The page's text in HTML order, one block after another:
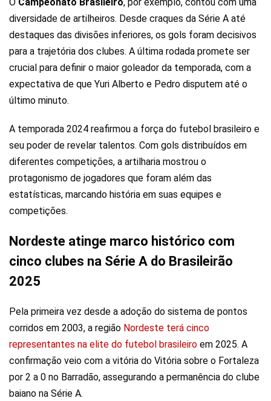
diversidade de artilheiros. Desde craques da Série A até
destaques das divisões inferiores, os gols foram decisivos
para a trajetória dos clubes. A última rodada promete ser
crucial para definir o maior goleador da temporada, com a
expectativa de que Yuri Alberto e Pedro disputem até o
último minuto.
A temporada 2024 reafirmou a força do futebol brasileiro e
seu poder de revelar talentos. Com gols distribuídos em
diferentes competições, a artilharia mostrou o
protagonismo de jogadores que foram além das
estatísticas, marcando história em suas equipes e
competições.
Nordeste atinge marco histórico com
cinco clubes na Série A do Brasileirão
2025
Pela primeira vez desde a adoção do sistema de pontos
corridos em 2003, a região Nordeste terá cinco
representantes na elite do futebol brasileiro em 2025. A
confirmação veio com a vitória do Vitória sobre o Fortaleza
por 2 a 0 no Barradão, assegurando a permanência do clube
baiano na Série A.